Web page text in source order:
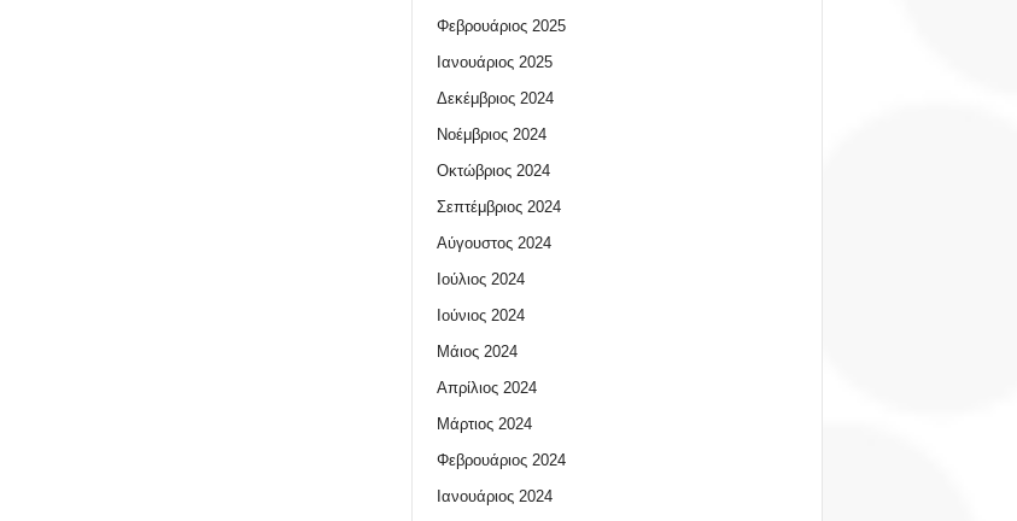
Φεβρουάριος 2025
Ιανουάριος 2025
Δεκέμβριος 2024
Νοέμβριος 2024
Οκτώβριος 2024
Σεπτέμβριος 2024
Αύγουστος 2024
Ιούλιος 2024
Ιούνιος 2024
Μάιος 2024
Απρίλιος 2024
Μάρτιος 2024
Φεβρουάριος 2024
Ιανουάριος 2024